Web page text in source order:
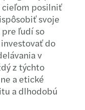
cieľom posilniť
svoje
ľudí so
do
v
z týchto
a etické
a dlhodobú